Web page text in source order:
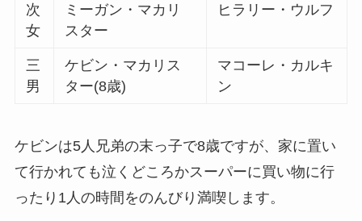
次
女
ミーガン・マカリ
スター
ヒラリー・ウルフ
三
男
ケビン・マカリス
ター(8歳)
マコーレ・カルキ
ン
ケビンは5人兄弟の末っ子で8歳ですが、家に置い
て行かれても泣くどころかスーパーに買い物に行
ったり1人の時間をのんびり満喫します。